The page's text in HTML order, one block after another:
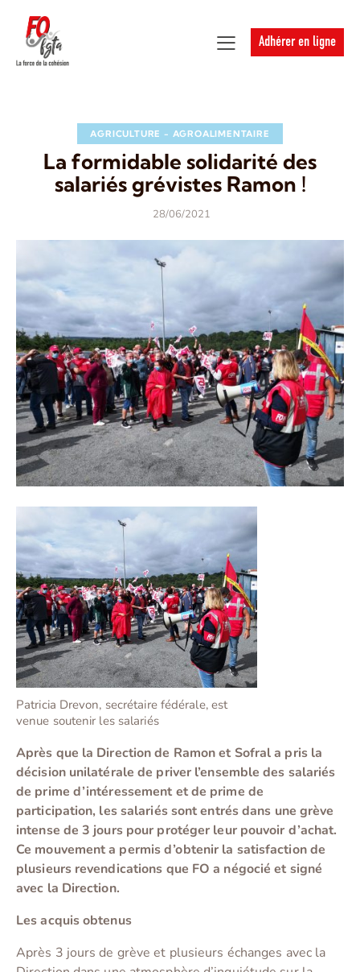
Adhérer en ligne
AGRICULTURE - AGROALIMENTAIRE
La formidable solidarité des
salariés grévistes Ramon !
28/06/2021
Patricia Drevon, secrétaire fédérale, est
venue soutenir les salariés
Après que la Direction de Ramon et Sofral a pris la
décision unilatérale de priver l’ensemble des salariés
de prime d’intéressement et de prime de
participation, les salariés sont entrés dans une grève
intense de 3 jours pour protéger leur pouvoir d’achat.
Ce mouvement a permis d’obtenir la satisfaction de
plusieurs revendications que FO a négocié et signé
avec la Direction.
Les acquis obtenus
Après 3 jours de grève et plusieurs échanges avec la